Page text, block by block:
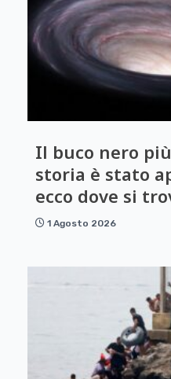
Il buco nero
storia è stato
ecco dove si
1 Agosto 2026